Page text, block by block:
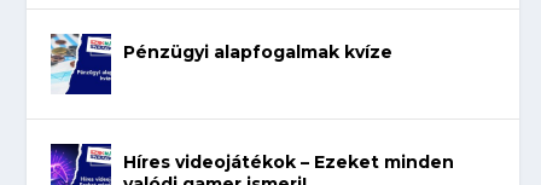
Pénzügyi alapfogalmak kvíze
Híres videojátékok – Ezeket minden